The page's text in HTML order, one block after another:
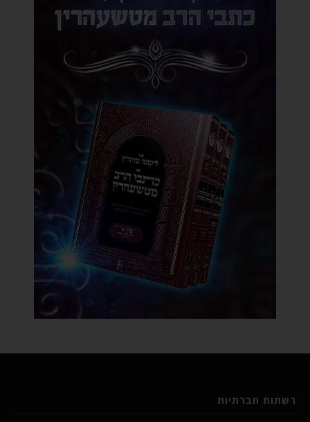
רשתות חברתיות